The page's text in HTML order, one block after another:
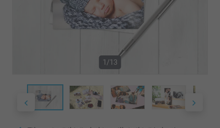
1/13